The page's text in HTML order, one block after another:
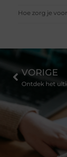
Hoe zorg je
VORIGE